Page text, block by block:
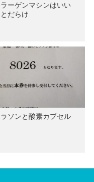
ラーゲンマシンはいい
だらけ
ソンと酸素カプセル